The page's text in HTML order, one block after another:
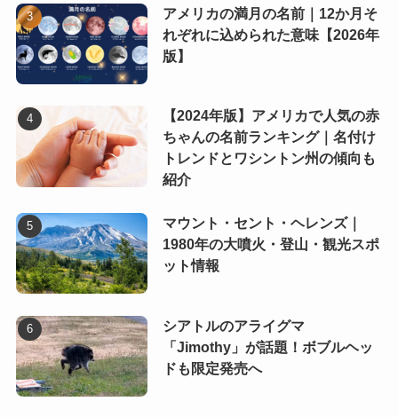
アメリカの満月の名前｜12か月そ
れぞれに込められた意味【2026年
版】
【2024年版】アメリカで人気の赤
ちゃんの名前ランキング｜名付け
トレンドとワシントン州の傾向も
紹介
マウント・セント・ヘレンズ｜
1980年の大噴火・登山・観光スポ
ット情報
シアトルのアライグマ
「Jimothy」が話題！ボブルヘッ
ドも限定発売へ